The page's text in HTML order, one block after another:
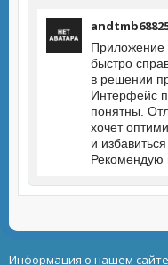
Приложение
быстро
в решении
Интерфейс
понятны.
хочет
и
Рекомендую
Информация о нашем сайте